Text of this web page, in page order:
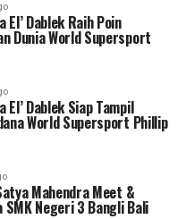
Dablek Raih Poin
Dunia World Supersport
Dablek Siap Tampil
World Supersport Phillip
Mahendra Meet &
Negeri 3 Bangli Bali